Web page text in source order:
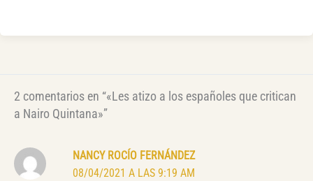
2 comentarios en “«Les atizo a los españoles que critican
a Nairo Quintana»”
NANCY ROCÍO FERNÁNDEZ
08/04/2021 A LAS 9:19 AM